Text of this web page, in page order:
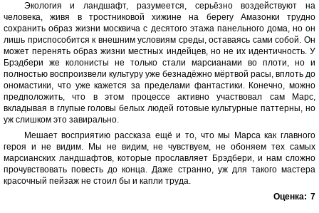
Экология и ландшафт, разумеется, серьёзно воздействуют на
человека, живя в тростниковой хижине на берегу Амазонки трудно
сохранить образ жизни москвича с десятого этажа панельного дома, но он
лишь приспособится к внешним условиям среды, оставаясь сами собой. Он
может перенять образ жизни местных индейцев, но не их идентичность. У
Брэдбери же колонисты не только стали марсианами во плоти, но и
полностью воспроизвели культуру уже безнадёжно мёртвой расы, вплоть до
ономастики, что уже кажется за пределами фантастики. Конечно, можно
предположить, что в этом процессе активно участвовал сам Марс,
вкладывая в глупые головы белых людей готовые культурные паттерны, но
уж слишком это завирально.
Мешает восприятию рассказа ещё и то, что мы Марса как главного
героя и не видим. Мы не видим, не чувствуем, не обоняем тех самых
марсианских ландшафтов, которые прославляет Брэдбери, и нам сложно
прочувствовать повесть до конца. Даже странно, уж для такого мастера
красочный пейзаж не стоил бы и капли труда.
Оценка: 7